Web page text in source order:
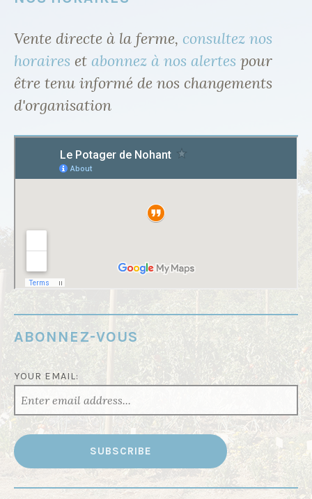
Vente directe à la ferme, consultez nos
horaires et abonnez à nos alertes pour
être tenu informé de nos changements
d'organisation
ABONNEZ-VOUS
YOUR EMAIL: